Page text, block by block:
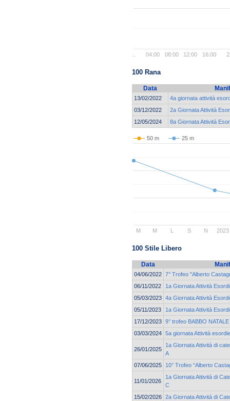
04:00 08:00 12:00 16:00
100 Rana
Data
13/02/2022
4a giornata attività
03/12/2022
2a Giornata Attività
12/05/2024
8a Giornata Attività
50 m 25 m
2023
M M L S N
100 Stile Libero
Data
04/06/2022 7° Trofeo "Alberto
06/11/2022
1a Giornata Attività
05/03/2023 4a Giornata Attività
05/11/2023
1a Giornata Attività
17/12/2023 9° trofeo BABBO
03/03/2024 5a giornata Attività
26/01/2025
1a Giornata Attività di
A
07/06/2025
10° Trofeo “Alberto
11/01/2026
1a Giornata Attività di
C
15/02/2026 2a Giornata Attività di